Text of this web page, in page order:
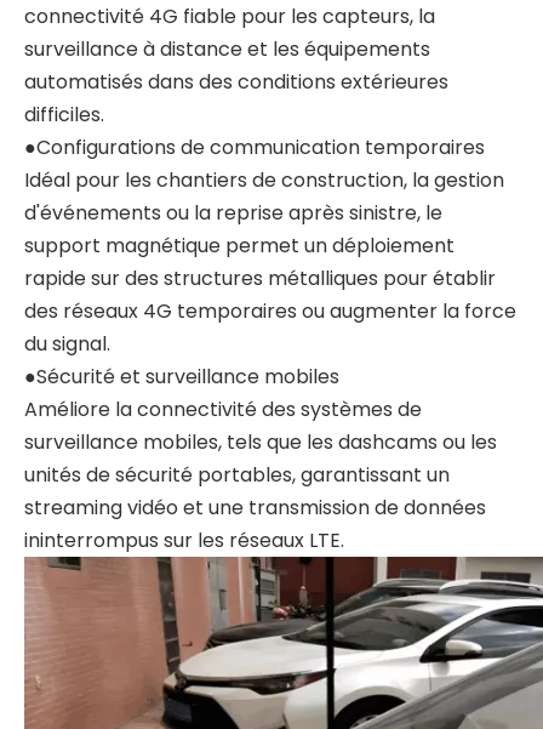
connectivité 4G fiable pour les capteurs, la
surveillance à distance et les équipements
automatisés dans des conditions extérieures
difficiles.
●Configurations de communication temporaires
Idéal pour les chantiers de construction, la gestion
d'événements ou la reprise après sinistre, le
support magnétique permet un déploiement
rapide sur des structures métalliques pour établir
des réseaux 4G temporaires ou augmenter la force
du signal.
●Sécurité et surveillance mobiles
Améliore la connectivité des systèmes de
surveillance mobiles, tels que les dashcams ou les
unités de sécurité portables, garantissant un
streaming vidéo et une transmission de données
ininterrompus sur les réseaux LTE.